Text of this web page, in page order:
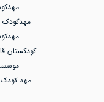
مهدکودک
کودکستان
مهد کودک